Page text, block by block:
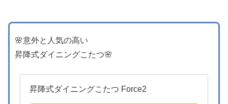
🌸意外と人気の高い
昇降式ダイニングこたつ🌸
昇降式ダイニングこたつ Force2